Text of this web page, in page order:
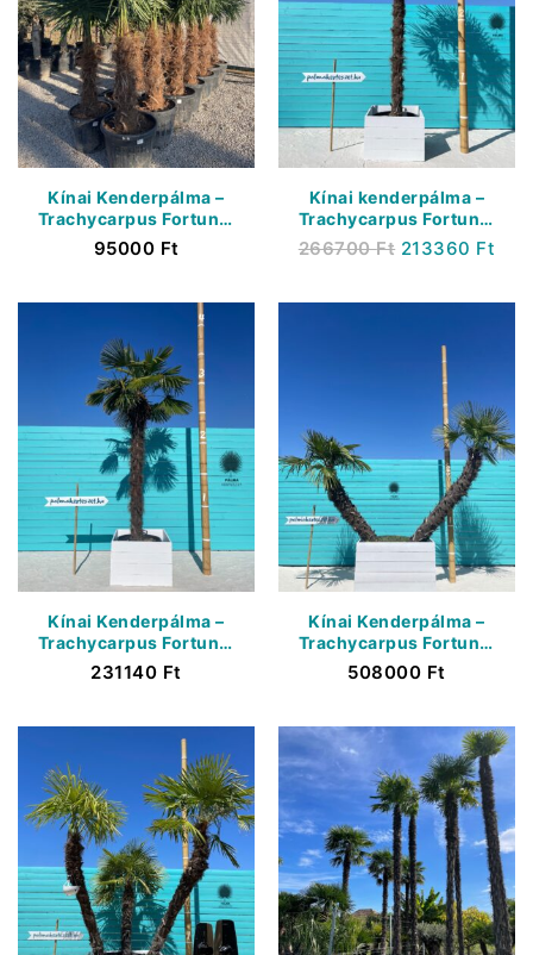
Kínai Kenderpálma –
Trachycarpus Fortunei
– Törzs 80/90 cm
95000 Ft
Kínai kenderpálma –
Trachycarpus Fortunei
– Törzs 230/240 cm
266700Ft 213360 Ft
Kínai Kenderpálma –
Trachycarpus Fortunei
– Törzs 210/220 cm
231140 Ft
Kínai Kenderpálma –
Trachycarpus Fortunei
– 2 Görbe Törzs –
K500 Liter
508000 Ft